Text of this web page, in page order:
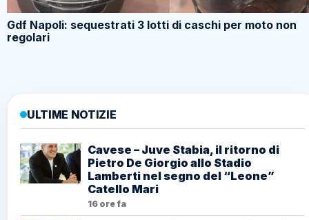
Gdf Napoli: sequestrati 3 lotti di caschi per moto non
regolari
ULTIME NOTIZIE
Cavese – Juve Stabia, il ritorno di
Pietro De Giorgio allo Stadio
Lamberti nel segno del “Leone”
Catello Mari
16 ore fa